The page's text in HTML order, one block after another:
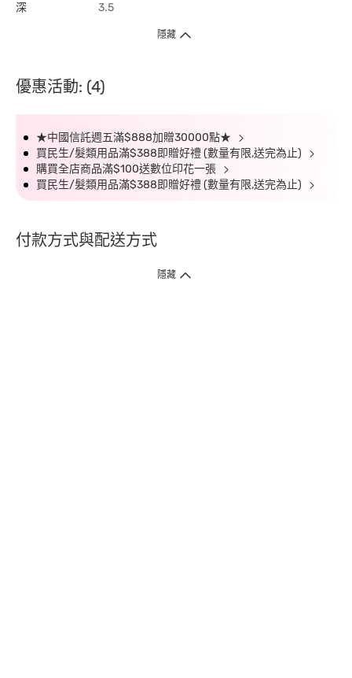
深 3.5
隱藏
優惠活動: (4)
★中國信託週五滿$888加贈30000點★
買民生/髮類用品滿$388即贈好禮 (數量有限,送完為止)
購買全店商品滿$100送數位印花一張
買民生/髮類用品滿$388即贈好禮 (數量有限,送完為止)
付款方式與配送方式
隱藏